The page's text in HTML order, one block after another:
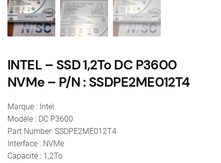
INTEL – SSD 1,2To DC P3600
NVMe – P/N : SSDPE2ME012T4
Marque : Intel
Modèle : DC P3600
Part Number: SSDPE2ME012T4
Interface : NVMe
Capacité : 1,2To